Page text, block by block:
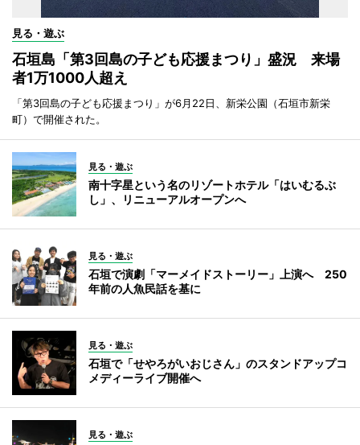
見る・遊ぶ
石垣島「第3回島の子ども応援まつり」盛況 来場
者1万1000人超え
「第3回島の子ども応援まつり」が6月22日、新栄公園（石垣市新栄
町）で開催された。
見る・遊ぶ
南十字星という名のリゾートホテル「はいむるぶ
し」、リニューアルオープンへ
見る・遊ぶ
石垣で演劇「マーメイドストーリー」上演へ 250
年前の人魚民話を基に
見る・遊ぶ
石垣で「せやろがいおじさん」のスタンドアップコ
メディーライブ開催へ
見る・遊ぶ